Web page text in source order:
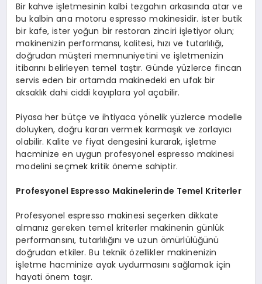
Bir kahve işletmesinin kalbi tezgahın arkasında atar ve
bu kalbin ana motoru espresso makinesidir. İster butik
bir kafe, ister yoğun bir restoran zinciri işletiyor olun;
makinenizin performansı, kalitesi, hızı ve tutarlılığı,
doğrudan müşteri memnuniyetini ve işletmenizin
itibarını belirleyen temel taştır. Günde yüzlerce fincan
servis eden bir ortamda makinedeki en ufak bir
aksaklık dahi ciddi kayıplara yol açabilir.
Piyasa her bütçe ve ihtiyaca yönelik yüzlerce modelle
doluyken, doğru kararı vermek karmaşık ve zorlayıcı
olabilir. Kalite ve fiyat dengesini kurarak, işletme
hacminize en uygun profesyonel espresso makinesi
modelini seçmek kritik öneme sahiptir.
Profesyonel Espresso Makinelerinde Temel Kriterler
Profesyonel espresso makinesi seçerken dikkate
almanız gereken temel kriterler makinenin günlük
performansını, tutarlılığını ve uzun ömürlülüğünü
doğrudan etkiler. Bu teknik özellikler makinenizin
işletme hacminize ayak uydurmasını sağlamak için
hayati önem taşır.